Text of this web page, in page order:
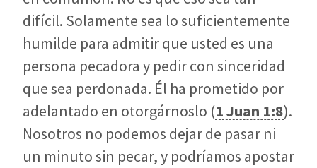
difícil. Solamente sea lo suficientemente
humilde para admitir que usted es una
persona pecadora y pedir con sinceridad
que sea perdonada. Él ha prometido por
adelantado en otorgárnoslo (1 Juan 1:8).
Nosotros no podemos dejar de pasar ni
un minuto sin pecar, y podríamos apostar